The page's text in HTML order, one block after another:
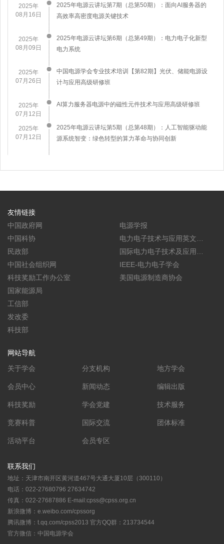
2025年
08月16日
​2025年电源云讲坛第7期（总第50期）：面向AI服务器的
高效率高密度电源关键技术
2025年
08月09日
2025年电源云讲坛第6期（总第49期）：电力电子化新型
电力系统
2025年
07月26日
中国电源学会专业技术培训【第82期】光伏、储能电源设
计与应用高级研修班
2025年
07月12日
AI算力服务器电源中的磁性元件技术与应用高级研修班
2025年
07月12日
2025年电源云讲坛第5期（总第48期）：人工智能驱动能
源系统智变：绿色转型的算力革命与协同创新
友情链接
中国政府网
中国科协
民政部
中国社会组织网
科技奖励工作办公室
国家能源局
工信部
发改委
科技部
电源学报
电力电子技术与应用英文学
报(CPSS TPEA)
国际电力电子技术及应用会
议暨展览会(PEAC)
IEEE-电力电子学会
美国电源制造商协会
网站导航
关于学会
分支机构 地方学会
会员中心 新闻动态 编辑出版
科技奖励 学会党建 技术服务
竞赛科普 国际交流 团体标准
活动平台 会员专区
联系我们
地址：天津市南开区黄河道467号大通大厦10层（300110）
电话：022-27680796 27634742
传真：022-27687886 E-mail:cpss@cpss.org.cn
新浪微博：e.weibo.com/cpssorg
腾讯微博：t.qq.com/cpss2013 官方QQ群：213734544
官方微信：中国电源学会